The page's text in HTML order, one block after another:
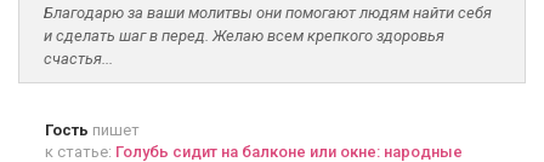
Благодарю за ваши молитвы они помогают людям найти себя
и сделать шаг в перед. Желаю всем крепкого здоровья
счастья...
Гость пишет
к статье: Голубь сидит на балконе или окне: народные